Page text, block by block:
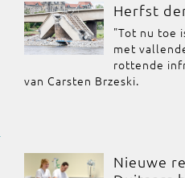
Herfst
"Tot nu toe
met
rottende
van Carsten Brzeski.
Nieuwe